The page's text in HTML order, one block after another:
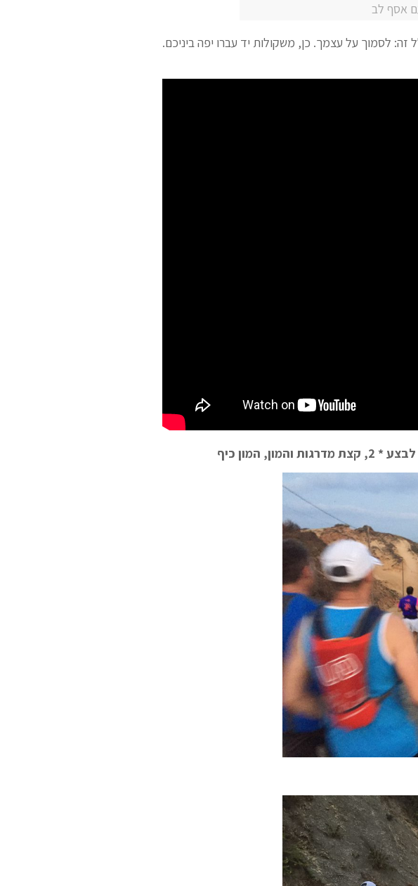
אסף לב
זה: לסמוך על עצמך. כן, משקולות יד עברו יפה ביניכם.